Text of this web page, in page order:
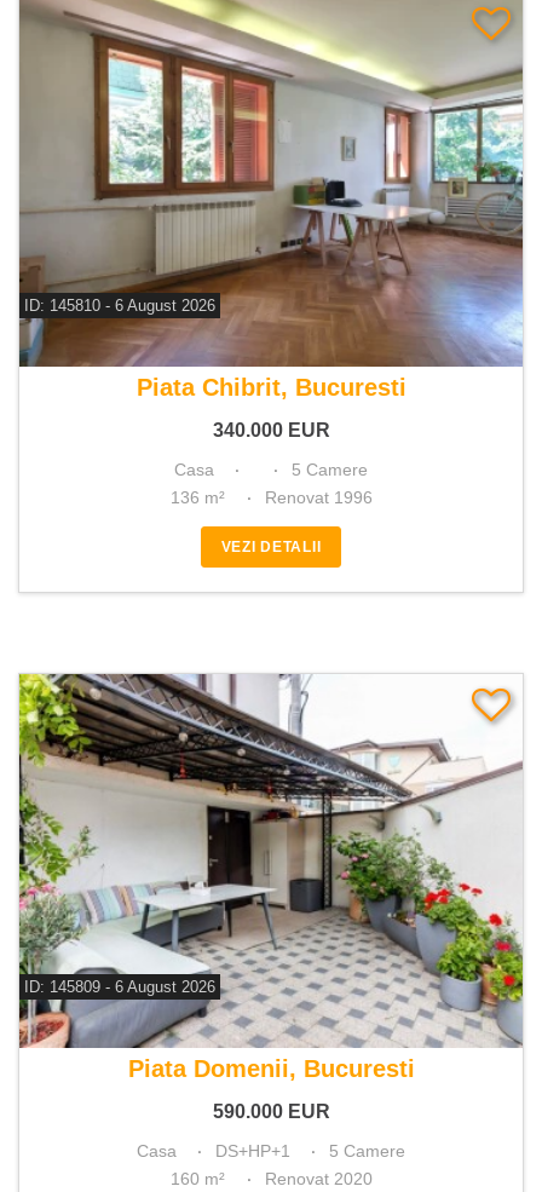
ID: 145810 - 6 August 2026
De vanzare casa 5 camere
Piata Chibrit, Bucuresti
340.000 EUR
Casa
5 Camere
136 m²
Renovat 1996
VEZI DETALII
ID: 145809 - 6 August 2026
De vanzare casa 5 camere
Piata Domenii, Bucuresti
590.000 EUR
Casa DS+HP+1
5 Camere
160 m²
Renovat 2020